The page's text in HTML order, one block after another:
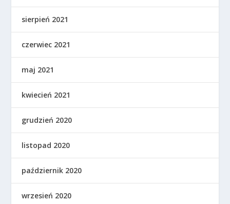
sierpień 2021
czerwiec 2021
maj 2021
kwiecień 2021
grudzień 2020
listopad 2020
październik 2020
wrzesień 2020